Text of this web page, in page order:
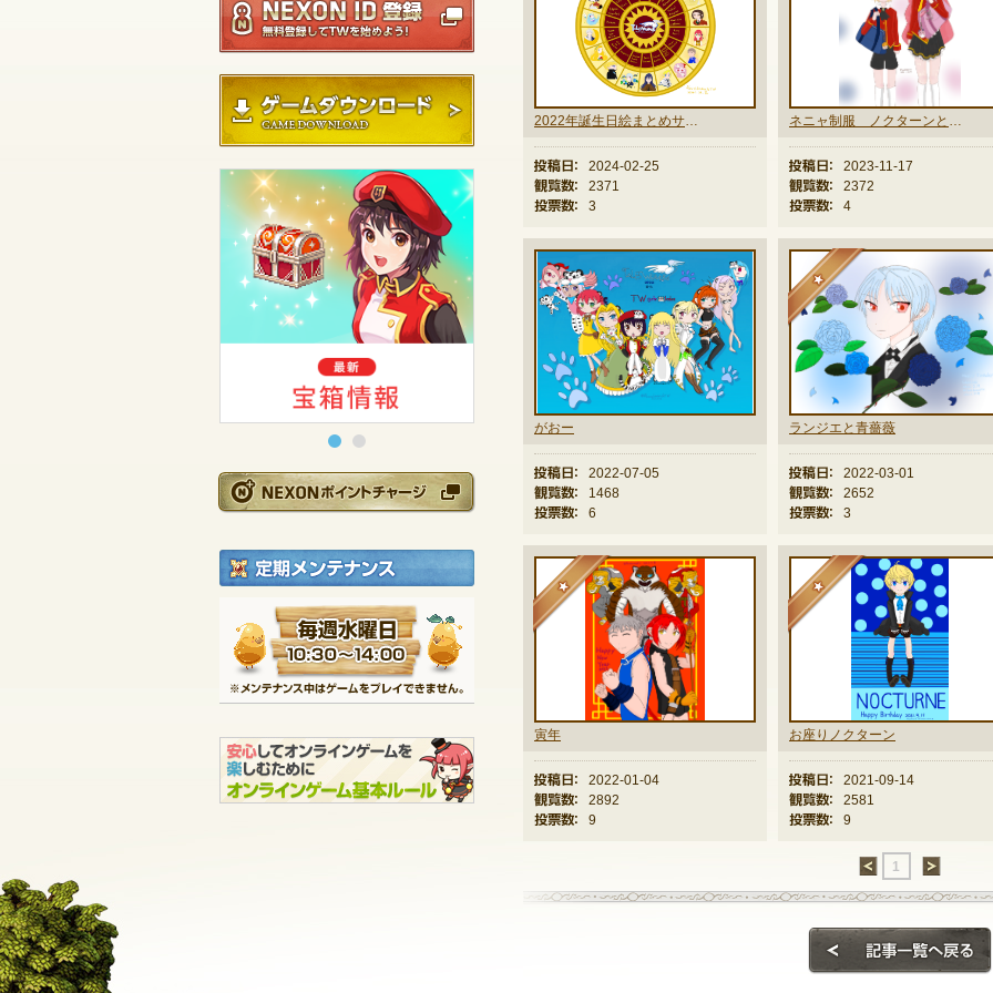
ゲームダウンロード
NEXONポイントチャージ
定期メンテナンス
毎週水曜日 10:30～14:00
※メンテナンス中はゲームをプレイできません。
2022年誕生日絵まとめサントラ風
投稿日：
2024-02-25
観覧数：
2371
投票数：
3
ネニャ制服 ノクターンとアナベル
投稿日：
2023-11-17
観覧数：
2372
投票数：
4
がおー
投稿日：
2022-07-05
観覧数：
1468
投票数：
6
ランジエと青薔薇
投稿日：
2022-03-01
観覧数：
2652
投票数：
3
寅年
★
投稿日：
2022-01-04
観覧数：
2892
投票数：
9
お座りノクターン
★
投稿日：
2021-09-14
観覧数：
2581
投票数：
9
←1